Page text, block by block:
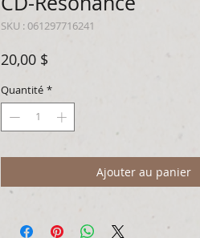
SKU : 061297716241
20,00 $
Quantité *
Ajouter au panier